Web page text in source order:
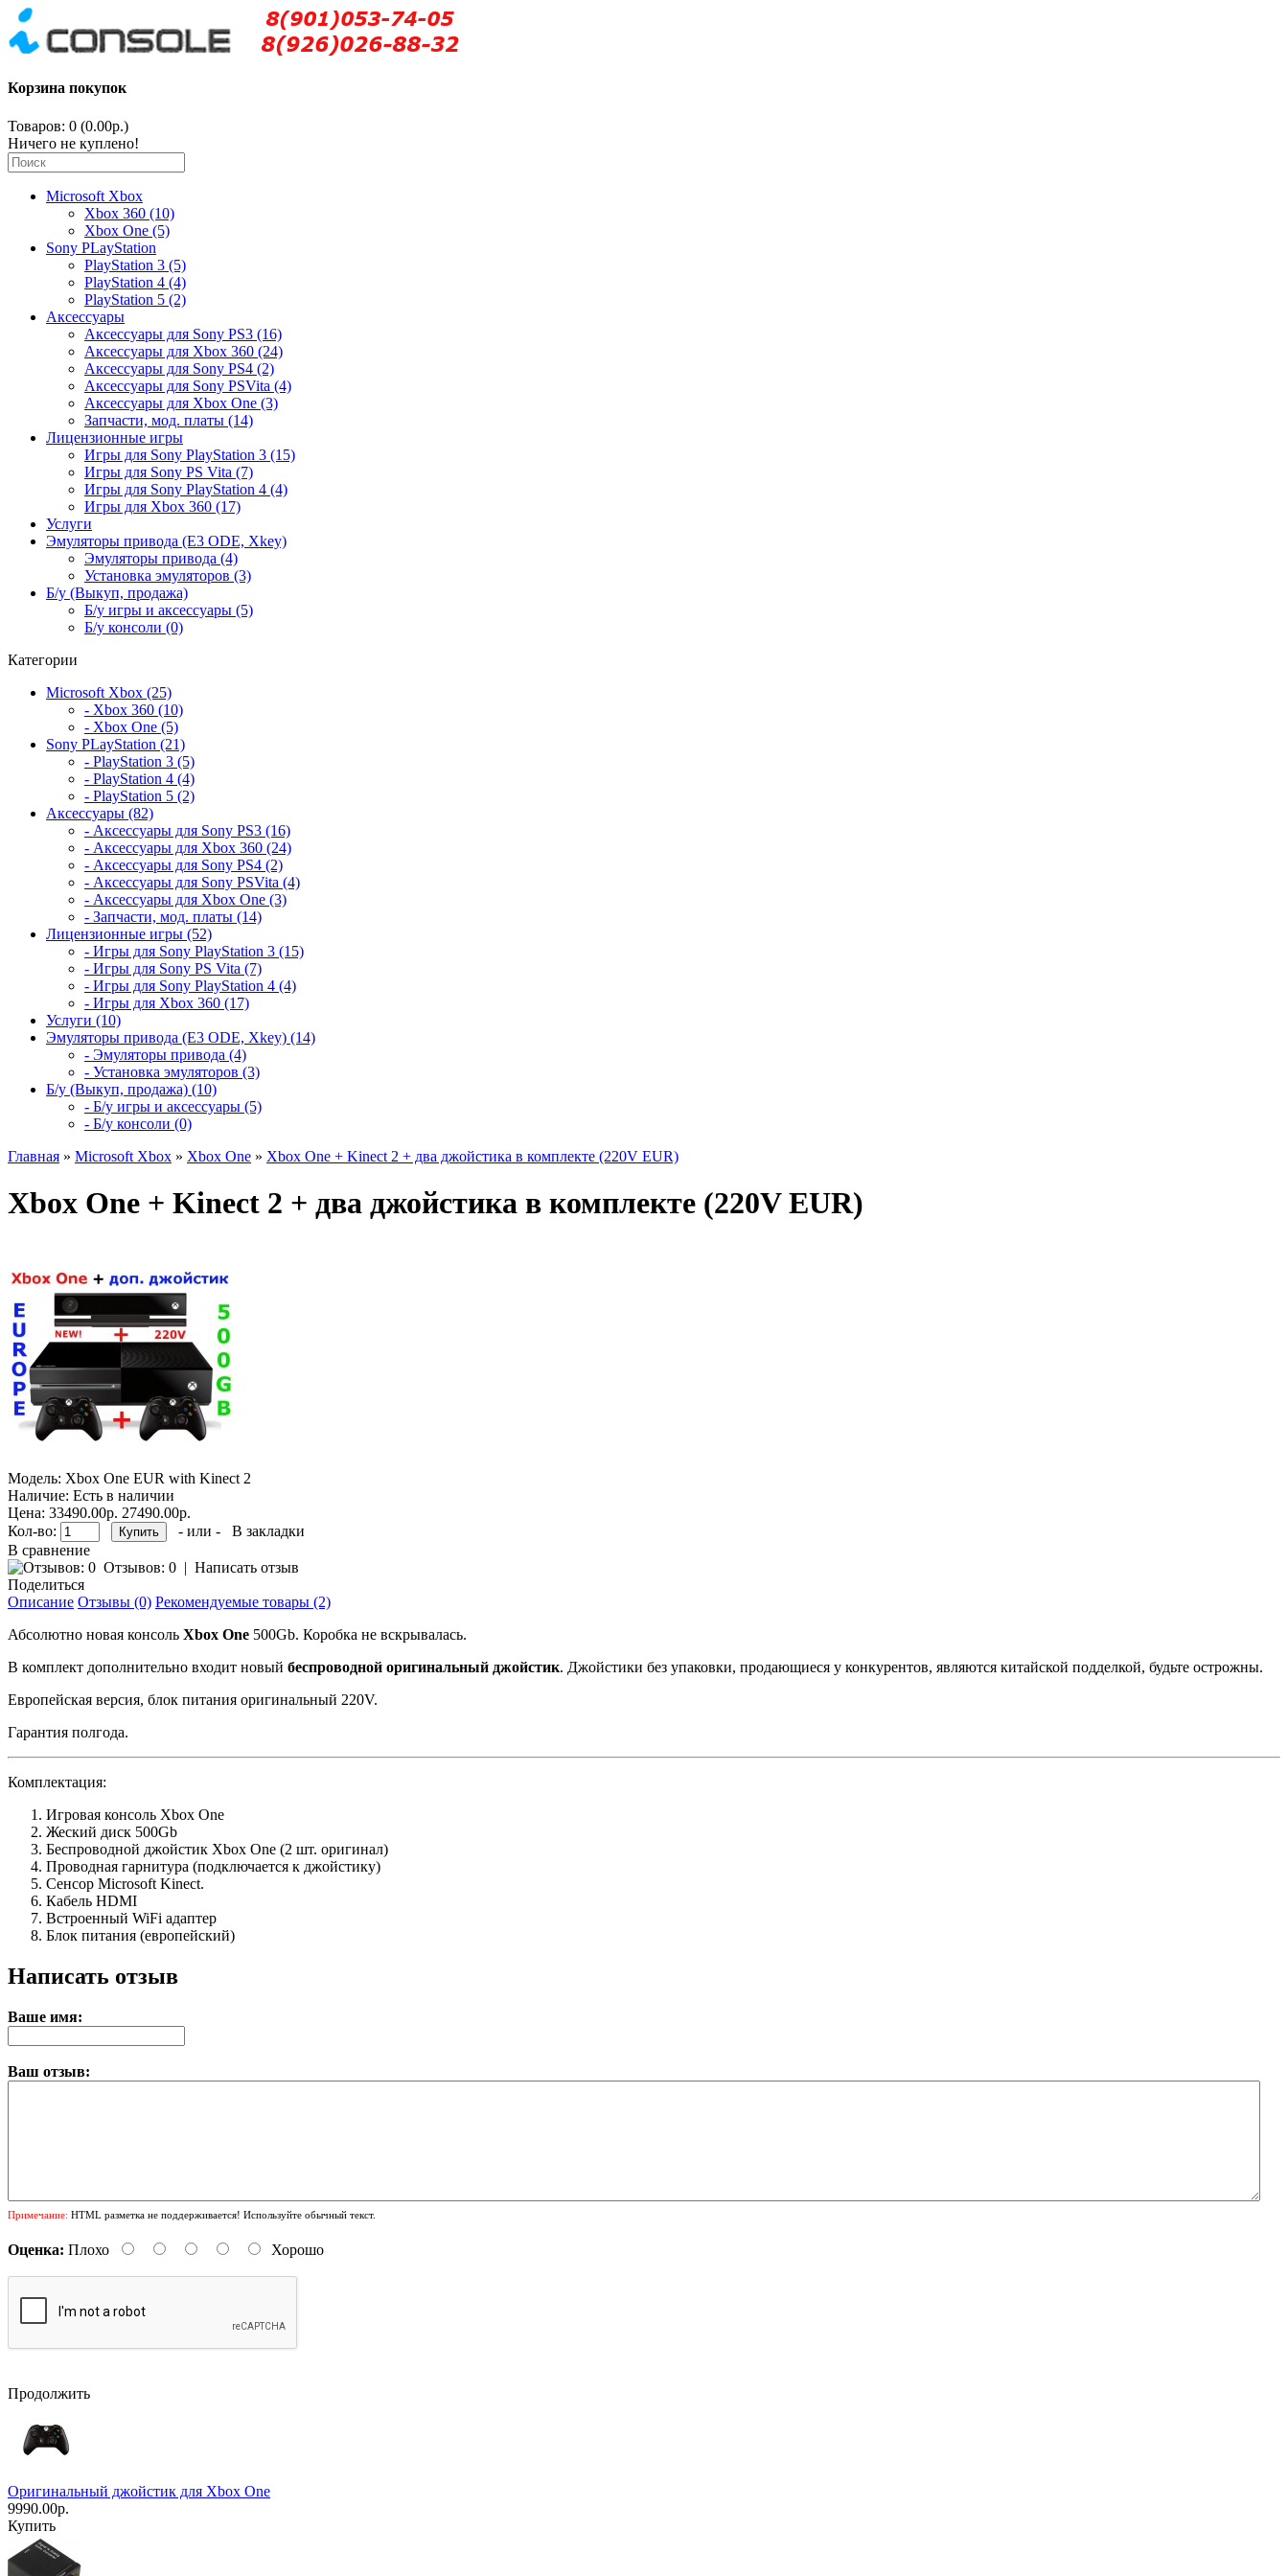
Корзина покупок
Товаров: 0 (0.00р.)
Ничего не куплено!
Microsoft Xbox
Xbox 360 (10)
Xbox One (5)
Sony PLayStation
PlayStation 3 (5)
PlayStation 4 (4)
PlayStation 5 (2)
Аксессуары
Аксессуары для Sony PS3 (16)
Аксессуары для Xbox 360 (24)
Аксессуары для Sony PS4 (2)
Аксессуары для Sony PSVita (4)
Аксессуары для Xbox One (3)
Запчасти, мод. платы (14)
Лицензионные игры
Игры для Sony PlayStation 3 (15)
Игры для Sony PS Vita (7)
Игры для Sony PlayStation 4 (4)
Игры для Xbox 360 (17)
Услуги
Эмуляторы привода (E3 ODE, Xkey)
Эмуляторы привода (4)
Установка эмуляторов (3)
Б/у (Выкуп, продажа)
Б/у игры и аксессуары (5)
Б/у консоли (0)
Категории
Microsoft Xbox (25)
- Xbox 360 (10)
- Xbox One (5)
Sony PLayStation (21)
- PlayStation 3 (5)
- PlayStation 4 (4)
- PlayStation 5 (2)
Аксессуары (82)
- Аксессуары для Sony PS3 (16)
- Аксессуары для Xbox 360 (24)
- Аксессуары для Sony PS4 (2)
- Аксессуары для Sony PSVita (4)
- Аксессуары для Xbox One (3)
- Запчасти, мод. платы (14)
Лицензионные игры (52)
- Игры для Sony PlayStation 3 (15)
- Игры для Sony PS Vita (7)
- Игры для Sony PlayStation 4 (4)
- Игры для Xbox 360 (17)
Услуги (10)
Эмуляторы привода (E3 ODE, Xkey) (14)
- Эмуляторы привода (4)
- Установка эмуляторов (3)
Б/у (Выкуп, продажа) (10)
- Б/у игры и аксессуары (5)
- Б/у консоли (0)
Главная » Microsoft Xbox » Xbox One » Xbox One + Kinect 2 + два джойстика в комплекте (220V EUR)
Xbox One + Kinect 2 + два джойстика в комплекте (220V EUR)
Модель: Xbox One EUR with Kinect 2
Наличие: Есть в наличии
Цена: 33490.00р. 27490.00р.
Кол-во:
- или -
В закладки
В сравнение
Отзывов: 0 | Написать отзыв
Поделиться
Описание Отзывы (0) Рекомендуемые товары (2)
Абсолютно новая консоль Xbox One 500Gb. Коробка не вскрывалась.
В комплект дополнительно входит новый беспроводной оригинальный джойстик. Джойстики без упаковки, продающиеся у конкурентов, являются китайской подделкой, будьте острожны.
Европейская версия, блок питания оригинальный 220V.
Гарантия полгода.
Комплектация:
Игровая консоль Xbox One
Жеский диск 500Gb
Беспроводной джойстик Xbox One (2 шт. оригинал)
Проводная гарнитура (подключается к джойстику)
Сенсор Microsoft Kinect.
Кабель HDMI
Встроенный WiFi адаптер
Блок питания (европейский)
Написать отзыв
Ваше имя:
Ваш отзыв:
Примечание: HTML разметка не поддерживается! Используйте обычный текст.
Оценка: Плохо Хорошо
Продолжить
Оригинальный джойстик для Xbox One
9990.00р.
Купить